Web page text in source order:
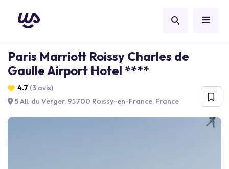
Paris Marriott Roissy Charles de
Gaulle Airport Hotel ****
4.7 (3 avis)
5 All. du Verger, 95700 Roissy-en-France, France